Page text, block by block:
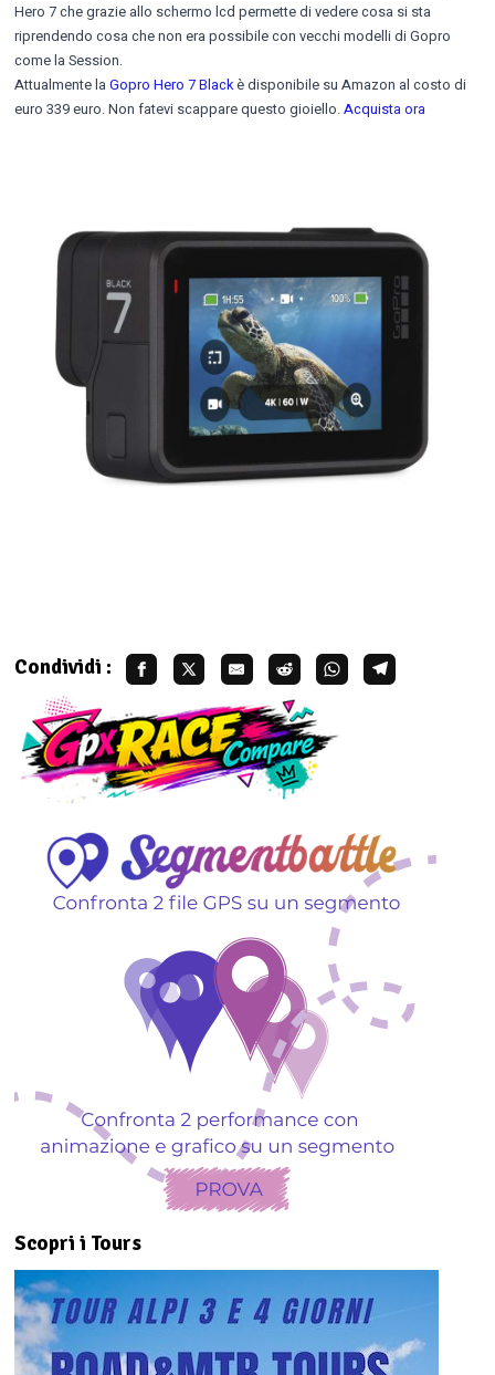
Hero 7 che grazie allo schermo lcd permette di vedere cosa si sta
riprendendo cosa che non era possibile con vecchi modelli di Gopro
come la Session.
Attualmente la Gopro Hero 7 Blackè disponibile su Amazon al costo di
euro 339 euro. Non fatevi scappare questo gioiello.Acquista ora
Condividi :
Scopri i Tours